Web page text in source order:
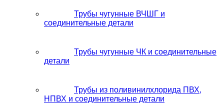
Трубы чугунные ВЧШГ и
соединительные детали
Трубы чугунные ЧК и соединительные
детали
Трубы из поливинилхлорида ПВХ,
НПВХ и соединительные детали